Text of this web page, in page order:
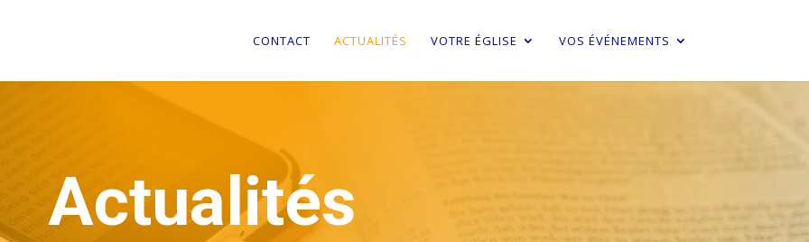
CONTACT ACTUALITÉS VOTRE ÉGLISE VOS ÉVÉNEMENTS
Actualités